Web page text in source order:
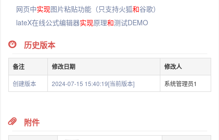
网页中实现图片粘贴功能（只支持火狐和谷歌）
lateX在线公式编辑器实现原理和测试DEMO
历史版本
备注 修改日期 修改人
创建版本 2024-07-15 15:40:19[当前版本] 系统管理员1
附件